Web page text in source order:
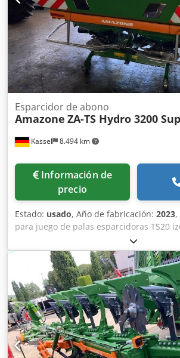
Kassel 8.494 km
Esparcidor de abono
Amazone ZA-TS Hydro 3200
Información de
precio
Estado: usado, Año de fabricación: 2023
para juego de palas esparcidoras TS20
derecha, accionamiento hidráulico
con Auto TS y FlowControl, disco
derecha con AutoTS, barra de
dispositivo de rodillo y estacionamiento
iluminación de trabajo, sensor de
de pesaje, 16 unidades EasyCheck.